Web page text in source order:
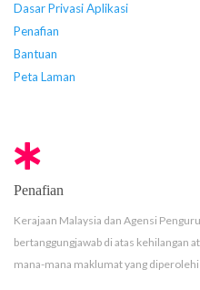
Dasar Privasi Aplikasi
Penafian
Bantuan
Peta Laman
Penafian
Kerajaan Malaysia dan Agensi
bertanggungjawab di atas kehilangan
mana-mana maklumat yang